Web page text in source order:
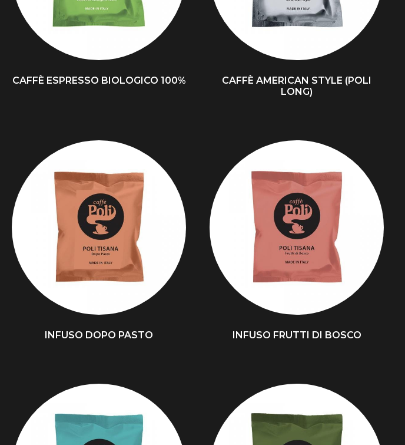
CAFFÈ ESPRESSO BIOLOGICO 100%
CAFFÈ AMERICAN STYLE (POLI
LONG)
INFUSO DOPO PASTO INFUSO FRUTTI DI BOSCO